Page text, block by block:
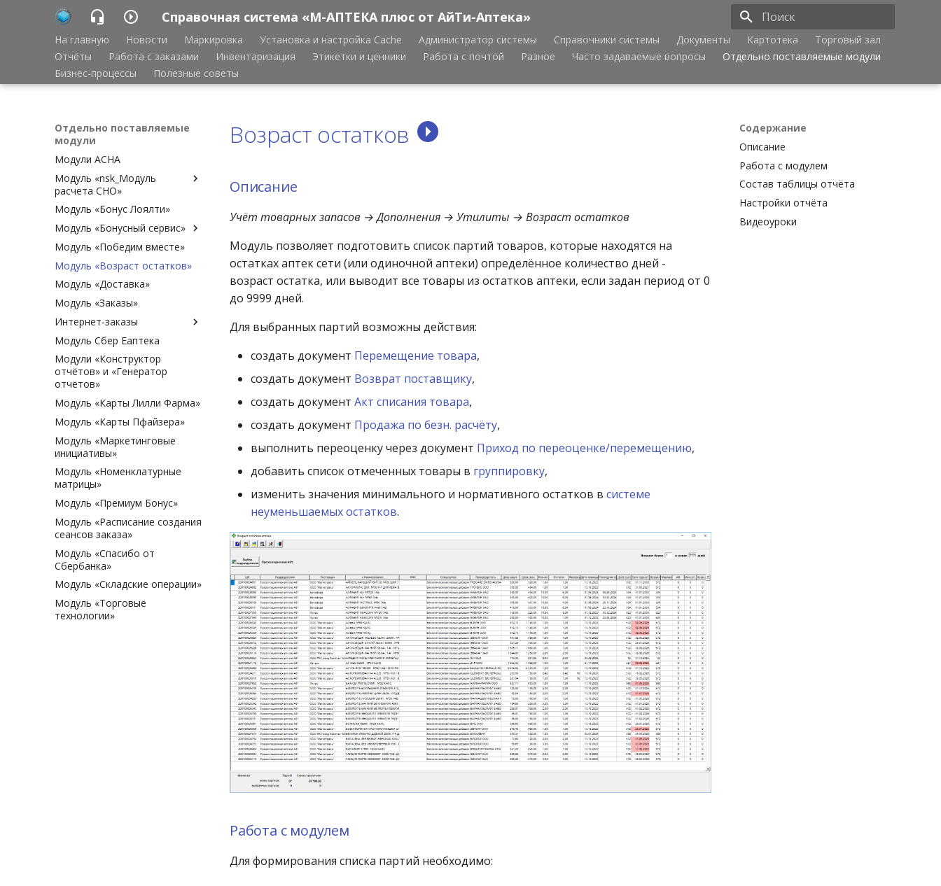
Справочная система «М-АПТЕКА плюс от АйТи-Аптека»
Инициализация поиска
На главную Новости Маркировка Установка и настройка Cache Администратор системы Справочники системы Документы Картотека
Торговый зал
Отчёты
Работа с заказами Инвентаризация Этикетки и ценники Работа с почтой Разное Часто задаваемые вопросы
Отдельно поставляемые модули
Бизнес-процессы
Полезные советы
Отдельно поставляемые
модули
Модули АСНА
Модуль «nsk_Модуль
расчета СНО»
Описание
Форма настройки пересчёта
алгоритмы
Модуль «Бонус Лоялти»
Модуль «Бонусный сервис»
Общая информация
Инструкция для Кассира
Инструкция для
Заведующего
лояльности
Модуль «Победим вместе»
Модуль «Возраст остатков»
Модуль «Доставка»
Модуль «Заказы»
Интернет-заказы
Модули АСНА
Модуль «Megаpteka»
Модуль «Expero»
Модуль «Сайты для аптек»
Модуль Сбер Еаптека
Модули «Конструктор
отчётов» и «Генератор
отчётов»
Модуль «Карты Лилли Фарма»
Модуль «Карты Пфайзера»
Модуль «Маркетинговые
инициативы»
Модуль «Номенклатурные
матрицы»
Модуль «Премиум Бонус»
Модуль «Расписание создания
сеансов заказа»
Модуль «Спасибо от
Сбербанка»
Модуль «Складские операции»
Модуль «Торговые
технологии»
Содержание
Описание
Работа с модулем
Состав таблицы отчёта
Настройки отчёта
Видеоуроки
Возраст остатков
Описание
Учёт товарных запасов → Дополнения → Утилиты → Возраст остатков
Модуль позволяет подготовить список партий товаров, которые находятся на
остатках аптек сети (или одиночной аптеки) определённое количество дней -
возраст остатка, или выводит все товары из остатков аптеки, если задан период от 0
до 9999 дней.
Для выбранных партий возможны действия:
создать документ Перемещение товара,
создать документ Возврат поставщику,
создать документ Акт списания товара,
создать документ Продажа по безн. расчёту,
выполнить переоценку через документ Приход по переоценке/перемещению,
добавить список отмеченных товары в группировку,
изменить значения минимального и нормативного остатков в системе
неуменьшаемых остатков.
Работа с модулем
Для формирования списка партий необходимо: